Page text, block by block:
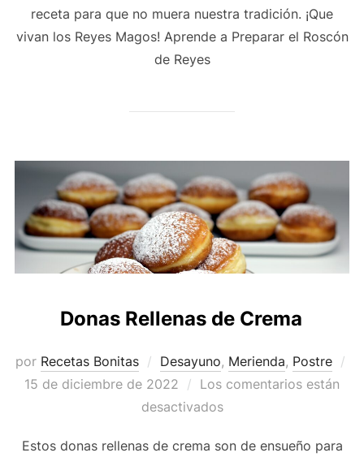
receta para que no muera nuestra tradición. ¡Que
vivan los Reyes Magos! Aprende a Preparar el Roscón
de Reyes
Donas Rellenas de Crema
por Recetas Bonitas Desayuno, Merienda, Postre
Publicado
15 de diciembre de 2022
Los comentarios están
desactivados
Estos donas rellenas de crema son de ensueño para